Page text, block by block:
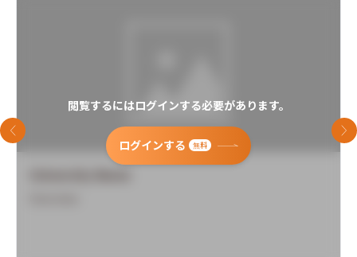
閲覧するにはログインする必要があります。
ログインする 無料
前のスライド 次